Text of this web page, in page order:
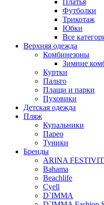
Платья
Футболки
Трикотаж
Юбки
Все
Верхняя одежда
Комбинезоны
Зимние
Куртки
Пальто
Плащи и парки
Пуховики
Детская одежда
Пляж
Купальники
Парео
Туники
Бренды
ARINA
Bahama
Beachlife
Cyell
D`IMMA